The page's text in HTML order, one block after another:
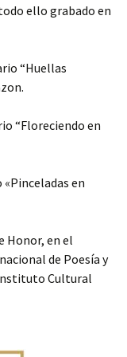
ello grabado en
“Huellas
“Floreciendo en
en
Honor, en el
de Poesía y
Cultural